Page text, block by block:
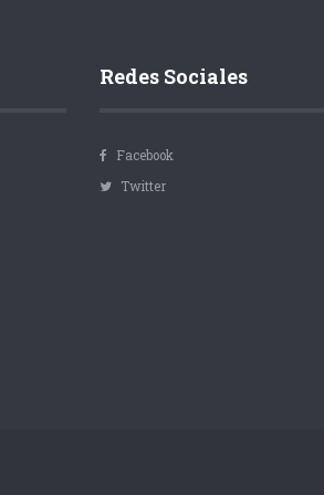
Redes Sociales
Facebook
Twitter